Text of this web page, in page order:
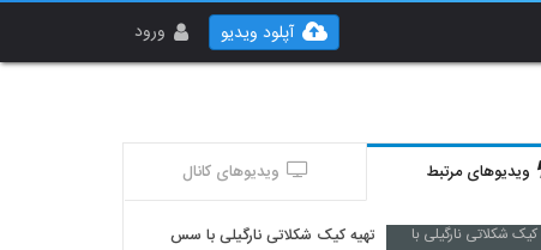
ورود آپلود ویدیو
ویدیوهای مرتبط ویدیوهای کانال
تهیه کیک شکلاتی نارگیلی با سس